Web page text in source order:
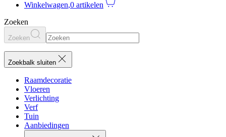
Winkelwagen,0 artikelen
Zoeken
Zoeken
Zoekbalk sluiten
Raamdecoratie
Vloeren
Verlichting
Verf
Tuin
Aanbiedingen